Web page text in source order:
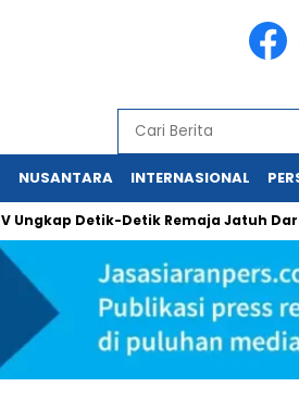
NUSANTARA INTERNASIONAL
Detik-Detik Remaja Jatuh Dari Lantai